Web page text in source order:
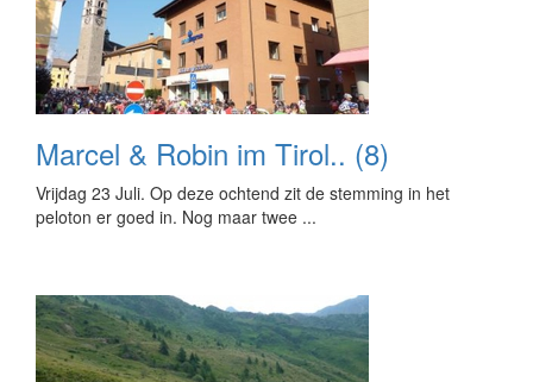
Marcel & Robin im Tirol.. (8)
Vrijdag 23 Juli. Op deze ochtend zit de stemming in het
peloton er goed in. Nog maar twee ...